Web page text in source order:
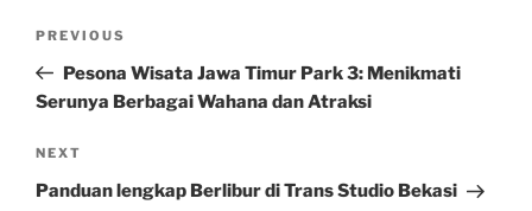
Previous
Post
PREVIOUS
Pesona Wisata Jawa Timur Park 3: Menikmati
Serunya Berbagai Wahana dan Atraksi
Next
Post
NEXT
Panduan lengkap Berlibur di Trans Studio Bekasi